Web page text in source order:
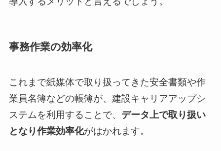
事務作業の効率化
これまで紙媒体で取り扱ってきた安全書類や作
業員名簿などの帳簿が、建設キャリアアップシ
ステムを利用することで、 データ上で取り扱い
となり作業効率化がはかれます。